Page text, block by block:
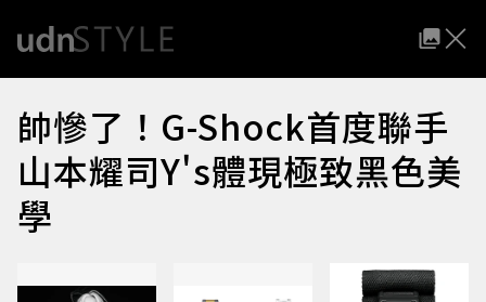
帥慘了！G-Shock首度聯手
山本耀司Y's體現極致黑色美
學